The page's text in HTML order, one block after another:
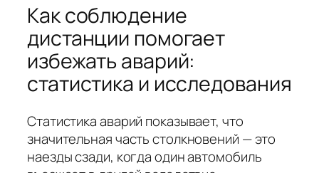
Как соблюдение
дистанции помогает
избежать аварий:
статистика и исследования
Статистика аварий показывает, что
значительная часть столкновений — это
наезды сзади, когда один автомобиль